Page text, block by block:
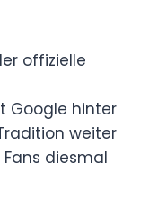
offizielle
Google hinter
weiter
diesmal